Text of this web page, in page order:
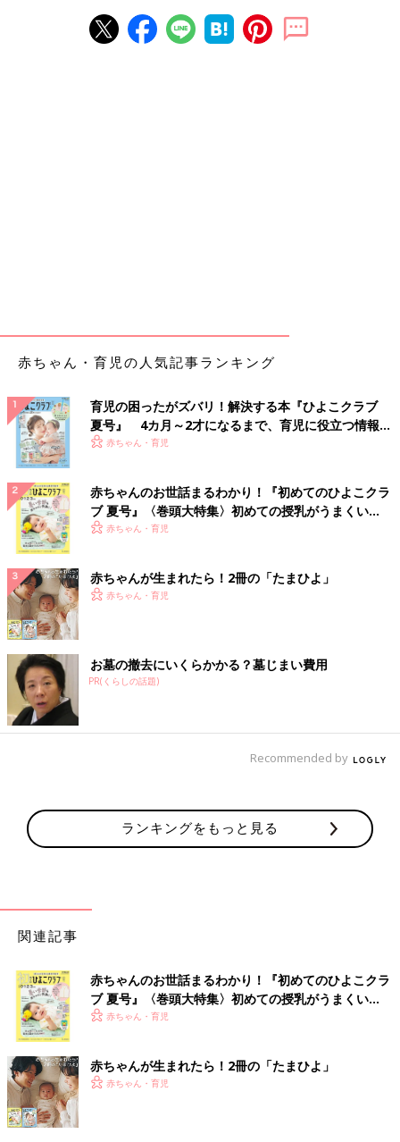
「夫に相談か、ネットで調べる。情報がたくさんあって混乱して
いると、夫から情報に踊らされているとツッコまれた…」（ま
れど、悩みの相談はしません」（しろ子）
「同じ年代の子を持つ妹や、子育て支援センターの保育士さん」
（ゆうこ）
「母親、AI」（すー）
「基本的に『よそはよそ、うちはうち』と思っているし、子ども
によっても全然違うと思うので、他の子と比べたくなくて、パー
トナー(夫)にしか相談しません。でも有益情報(習い事や便利なグ
ッズなど)は友人やSNSから収集します」（みき）
「YouTubeで調べる」（きゃれん）
「母、姉、ネットで検索。『離乳食づくり大変だけど、どうして
た？』『全然寝ないんだけど、そういうもの？』など母と姉には
近況報告にくわえて質問。『湿疹ができた』『うんちの形状』な
どの気になることは、『4カ月 うんち色』のように『月齢 症
状』でネット検索」（はた）
「ChatGPTをタメ口設定にして、『〇〇できたの！天才じゃな
のり）
「かかりつけの助
す。助産師さんは実際に来てもらって、スワドルの着せ方や、ス
を指導してもらってます。ChatGPTには、湿度・室温と現在の服
装を送って、暑すぎないかを判定してもらったり、離乳食メニュ
ーの提案してもらってます！」（みゆり）
正確さ重視なら公的機関や専門家の情報を。AIの特
性を理解して
さまざまな相談先がありますね。その人の環境や子どもの年齢で
赤ちゃん・育児の人気記事ランキング
育児の困ったがズバリ！解決する本『ひよこクラブ
夏号』 4カ月～2才になるまで、育児に役立つ情報が
いっぱい！
赤ちゃん・育児
赤ちゃんのお世話まるわかり！『初めてのひよこクラ
ブ 夏号』〈巻頭大特集〉初めての授乳がうまくい
く！ おっぱい・ミルクの基本と夏のトラブル 解決テ
赤ちゃん・育児
赤ちゃんが生まれたら！2冊の「たまひよ」
赤ちゃん・育児
お墓の撤去にいくらかかる？墓じまい費用
PR(くらしの話題)
Recommended by
ランキングをもっと見る
関連記事
赤ちゃんのお世話まるわかり！『初めてのひよこクラ
ブ 夏号』〈巻頭大特集〉初めての授乳がうまくい
く！ おっぱい・ミルクの基本と夏のトラブル 解決テ
赤ちゃん・育児
赤ちゃんが生まれたら！2冊の「たまひよ」
赤ちゃん・育児